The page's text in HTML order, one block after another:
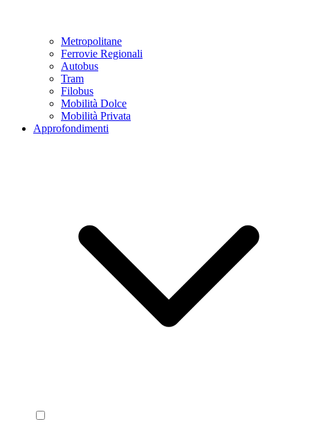
Metropolitane
Ferrovie Regionali
Autobus
Tram
Filobus
Mobilità Dolce
Mobilità Privata
Approfondimenti